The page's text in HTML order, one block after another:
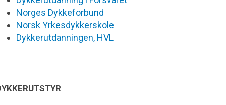
Norges Dykkeforbund
Norsk Yrkesdykkerskole
Dykkerutdanningen, HVL